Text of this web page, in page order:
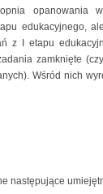
opanowania
edukacyjnego,
z I etapu
zamknięte
Wśród nich
następujące